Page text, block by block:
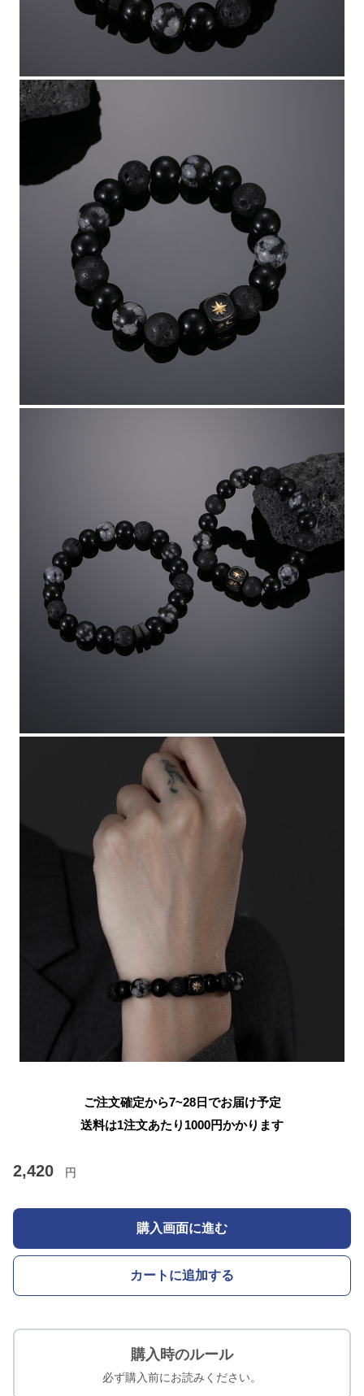
ご注文確定から7~28日でお届け予定
送料は1注文あたり 1000円かかります
2,420 円
購入画面に進む
カートに追加する
購入時のルール
必ず購入前にお読みください。